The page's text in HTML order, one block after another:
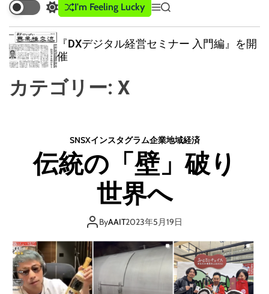
S
w
i
t
c
c
o
o
d
I'm Feeling Lucky
M
e
u
S
e
r
『DXデジタル経営セミナー 入門編』を開
催
カテゴリー: X
SNSXインスタグラム企業地域経済
伝統の「壁」破り
世界へ
ByAAIT2023年5月19日